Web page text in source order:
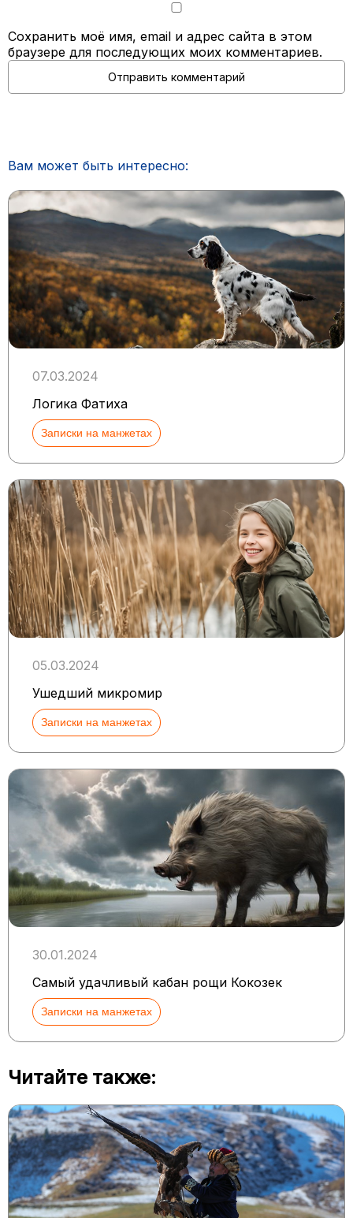
Сохранить моё имя, email и адрес сайта в этом
браузере для последующих моих комментариев.
Вам может быть интересно:
07.03.2024
Логика Фатиха
Записки на манжетах
05.03.2024
Ушедший микромир
Записки на манжетах
30.01.2024
Самый удачливый кабан рощи Кокозек
Записки на манжетах
Читайте также: